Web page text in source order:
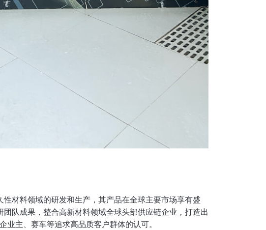
材料领域的研发和生产，其产品在全球主要市场享有盛
队成果，整合高新材料领域全球头部供应链企业，打造出
主、赛车等追求高品质客户群体的认可。